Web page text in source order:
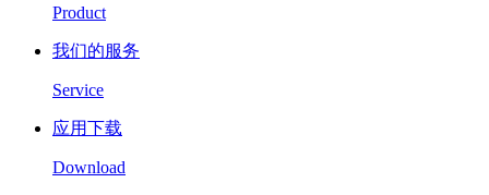
Product
我们的服务
Service
应用下载
Download